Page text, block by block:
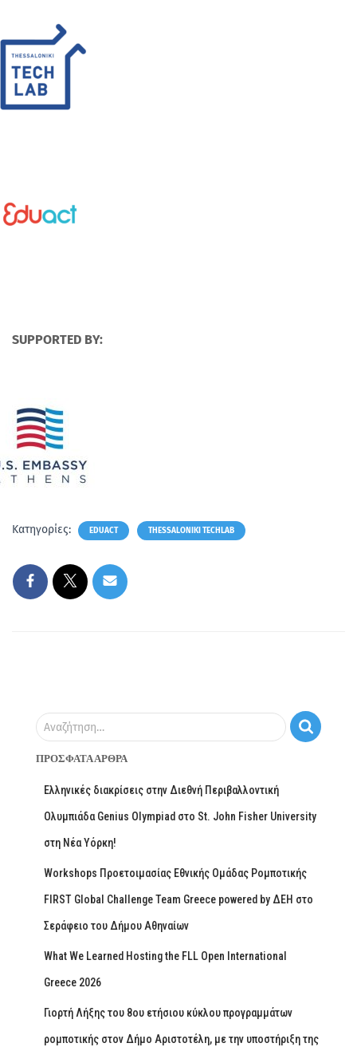
SUPPORTED BY:
Κατηγορίες: EDUACT THESSALONIKI TECHLAB
Αναζήτηση…
ΠΡΌΣΦΑΤΑ ΆΡΘΡΑ
Ελληνικές διακρίσεις στην Διεθνή Περιβαλλοντική
Ολυμπιάδα Genius Olympiad στο St. John Fisher University
στη Νέα Υόρκη!
Workshops Προετοιμασίας Εθνικής Ομάδας Ρομποτικής
FIRST Global Challenge Team Greece powered by ΔΕΗ στο
Σεράφειο του Δήμου Αθηναίων
What We Learned Hosting the FLL Open International
Greece 2026
Γιορτή Λήξης του 8ου ετήσιου κύκλου προγραμμάτων
ρομποτικής στον Δήμο Αριστοτέλη, με την υποστήριξη της